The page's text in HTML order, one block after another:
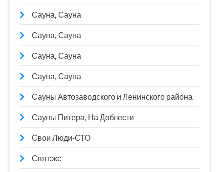
Сауна, Сауна
Сауна, Сауна
Сауна, Сауна
Сауна, Сауна
Сауны Автозаводского и Ленинского района
Сауны Питера, На Доблести
Свои Люди-СТО
Святэкс